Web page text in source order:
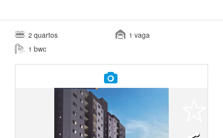
2 quartos
1 bwc
1 vaga